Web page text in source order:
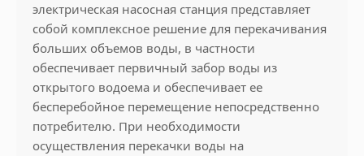
электрическая насосная станция представляет
собой комплексное решение для перекачивания
больших объемов воды, в частности
обеспечивает первичный забор воды из
открытого водоема и обеспечивает ее
бесперебойное перемещение непосредственно
потребителю. При необходимости
осуществления перекачки воды на